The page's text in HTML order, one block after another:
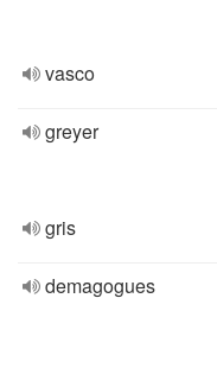
vasco
greyer
gris
demagogues